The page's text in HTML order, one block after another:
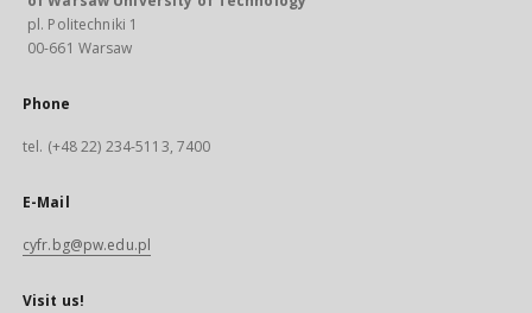
pl. Politechniki 1
00-661 Warsaw
Phone
tel. (+48 22) 234-5113, 7400
E-Mail
cyfr.bg@pw.edu.pl
Visit us!